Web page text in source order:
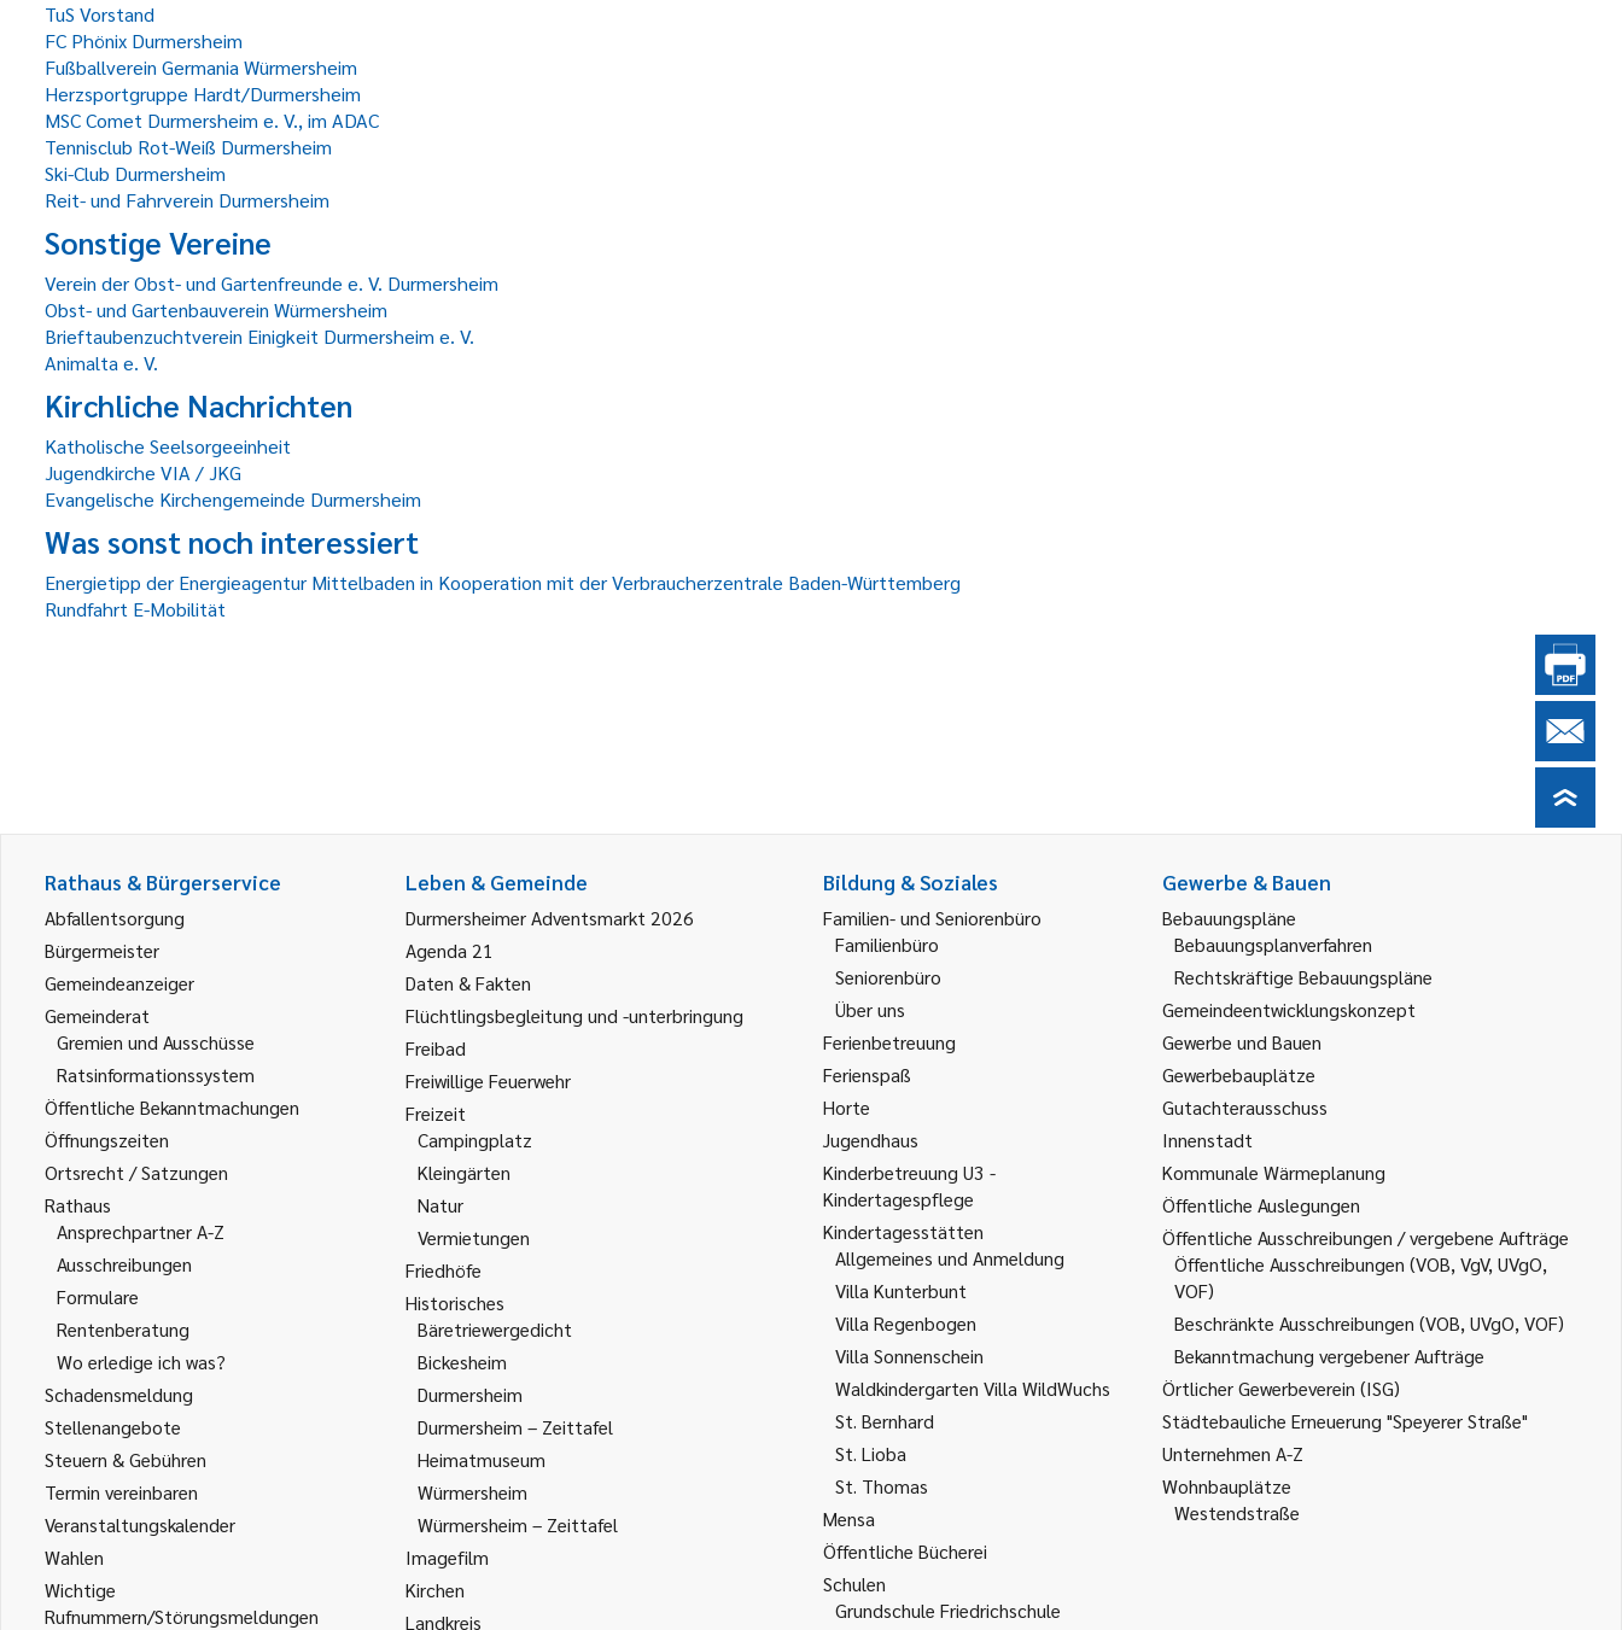
TuS Vorstand
FC Phönix Durmersheim
Fußballverein Germania Würmersheim
Herzsportgruppe Hardt/Durmersheim
MSC Comet Durmersheim e. V., im ADAC
Tennisclub Rot-Weiß Durmersheim
Ski-Club Durmersheim
Reit- und Fahrverein Durmersheim
Sonstige Vereine
Verein der Obst- und Gartenfreunde e. V. Durmersheim
Obst- und Gartenbauverein Würmersheim
Brieftaubenzuchtverein Einigkeit Durmersheim e. V.
Animalta e. V.
Kirchliche Nachrichten
Katholische Seelsorgeeinheit
Jugendkirche VIA / JKG
Evangelische Kirchengemeinde Durmersheim
Was sonst noch interessiert
Energietipp der Energieagentur Mittelbaden in Kooperation mit der Verbraucherzentrale Baden-Württemberg
Rundfahrt E-Mobilität
Rathaus & Bürgerservice
Abfallentsorgung
Bürgermeister
Gemeindeanzeiger
Gemeinderat
Gremien und Ausschüsse
Ratsinformationssystem
Öffentliche Bekanntmachungen
Öffnungszeiten
Ortsrecht / Satzungen
Rathaus
Ansprechpartner A-Z
Ausschreibungen
Formulare
Rentenberatung
Wo erledige ich was?
Schadensmeldung
Stellenangebote
Steuern & Gebühren
Termin vereinbaren
Veranstaltungskalender
Wahlen
Wichtige
Rufnummern/Störungsmeldungen
Leben & Gemeinde
Durmersheimer Adventsmarkt 2026
Agenda 21
Daten & Fakten
Flüchtlingsbegleitung und -unterbringung
Freibad
Freiwillige Feuerwehr
Freizeit
Campingplatz
Kleingärten
Natur
Vermietungen
Friedhöfe
Historisches
Bäretriewergedicht
Bickesheim
Durmersheim
Durmersheim – Zeittafel
Heimatmuseum
Würmersheim
Würmersheim – Zeittafel
Imagefilm
Kirchen
Landkreis
Bildung & Soziales
Familien- und Seniorenbüro
Familienbüro
Seniorenbüro
Über uns
Ferienbetreuung
Ferienspaß
Horte
Jugendhaus
Kinderbetreuung U3 -
Kindertagespflege
Kindertagesstätten
Allgemeines und Anmeldung
Villa Kunterbunt
Villa Regenbogen
Villa Sonnenschein
Waldkindergarten Villa WildWuchs
St. Bernhard
St. Lioba
St. Thomas
Mensa
Öffentliche Bücherei
Schulen
Grundschule Friedrichschule
Gewerbe & Bauen
Bebauungspläne
Bebauungsplanverfahren
Rechtskräftige Bebauungspläne
Gemeindeentwicklungskonzept
Gewerbe und Bauen
Gewerbebauplätze
Gutachterausschuss
Innenstadt
Kommunale Wärmeplanung
Öffentliche Auslegungen
Öffentliche Ausschreibungen / vergebene Aufträge
Öffentliche Ausschreibungen (VOB, VgV, UVgO,
VOF)
Beschränkte Ausschreibungen (VOB, UVgO, VOF)
Bekanntmachung vergebener Aufträge
Örtlicher Gewerbeverein (ISG)
Städtebauliche Erneuerung "Speyerer Straße"
Unternehmen A-Z
Wohnbauplätze
Westendstraße